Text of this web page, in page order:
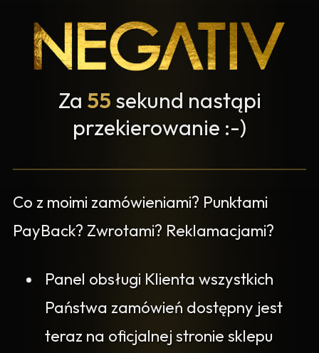
Za 55 sekund nastąpi
przekierowanie :-)
Co z moimi zamówieniami? Punktami
PayBack? Zwrotami? Reklamacjami?
Panel obsługi Klienta wszystkich
Państwa zamówień dostępny jest
teraz na oficjalnej stronie sklepu